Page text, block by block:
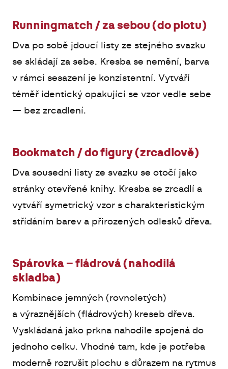
Runningmatch / za sebou (do plotu)
Dva po sobě jdoucí listy ze stejného svazku
se skládají za sebe. Kresba se nemění, barva
v rámci sesazení je konzistentní. Vytváří
téměř identický opakující se vzor vedle sebe
— bez zrcadlení.
Bookmatch / do figury (zrcadlově)
Dva sousední listy ze svazku se otočí jako
stránky otevřené knihy. Kresba se zrcadlí a
vytváří symetrický vzor s charakteristickým
střídáním barev a přirozených odlesků dřeva.
Spárovka – fládrová (nahodilá
skladba)
Kombinace jemných (rovnoletých)
a výraznějších (fládrových) kreseb dřeva.
Vyskládaná jako prkna nahodile spojená do
jednoho celku. Vhodné tam, kde je potřeba
moderně rozrušit plochu s důrazem na rytmus